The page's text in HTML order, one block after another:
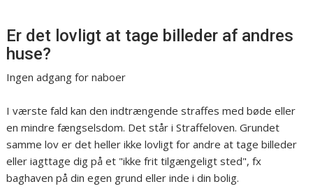
Er det lovligt at tage billeder af andres
huse?
Ingen adgang for naboer
I værste fald kan den indtrængende straffes med bøde eller
en mindre fængselsdom. Det står i Straffeloven. Grundet
samme lov er det heller ikke lovligt for andre at tage billeder
eller iagttage dig på et "ikke frit tilgængeligt sted", fx
baghaven på din egen grund eller inde i din bolig.